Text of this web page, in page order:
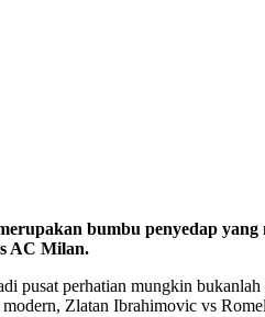
bumbu penyedap
AC Milan.
pusat perhatian mungkin
Zlatan Ibrahimovic vs